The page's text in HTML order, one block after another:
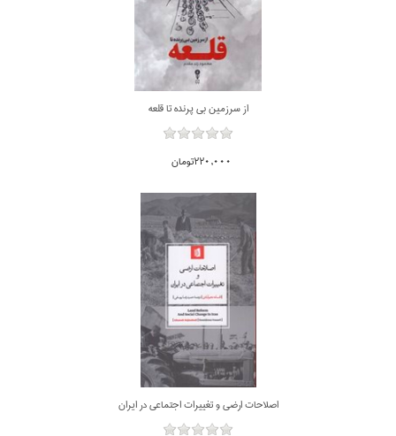
از سرزمين بي پرنده تا قلعه
220,000تومان
اصلاحات ارضي و تغييرات اجتماعي در ايران